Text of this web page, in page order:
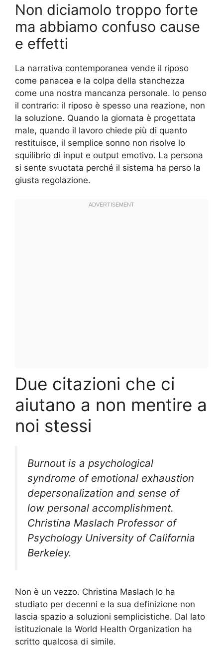
Non diciamolo troppo forte
ma abbiamo confuso cause
e effetti
La narrativa contemporanea vende il riposo
come panacea e la colpa della stanchezza
come una nostra mancanza personale. Io penso
il contrario: il riposo è spesso una reazione, non
la soluzione. Quando la giornata è progettata
male, quando il lavoro chiede più di quanto
restituisce, il semplice sonno non risolve lo
squilibrio di input e output emotivo. La persona
si sente svuotata perché il sistema ha perso la
giusta regolazione.
Due citazioni che ci
aiutano a non mentire a
noi stessi
Burnout is a psychological
syndrome of emotional exhaustion
depersonalization and sense of
low personal accomplishment.
Christina Maslach Professor of
Psychology University of California
Berkeley.
Non è un vezzo. Christina Maslach lo ha
studiato per decenni e la sua definizione non
lascia spazio a soluzioni semplicistiche. Dal lato
istituzionale la World Health Organization ha
scritto qualcosa di simile.